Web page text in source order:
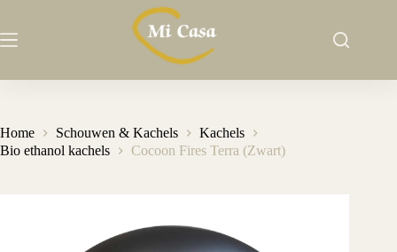
de
Home Schouwen & Kachels
Kachels
Bio ethanol kachels
Cocoon Fires Terra (Zwart)